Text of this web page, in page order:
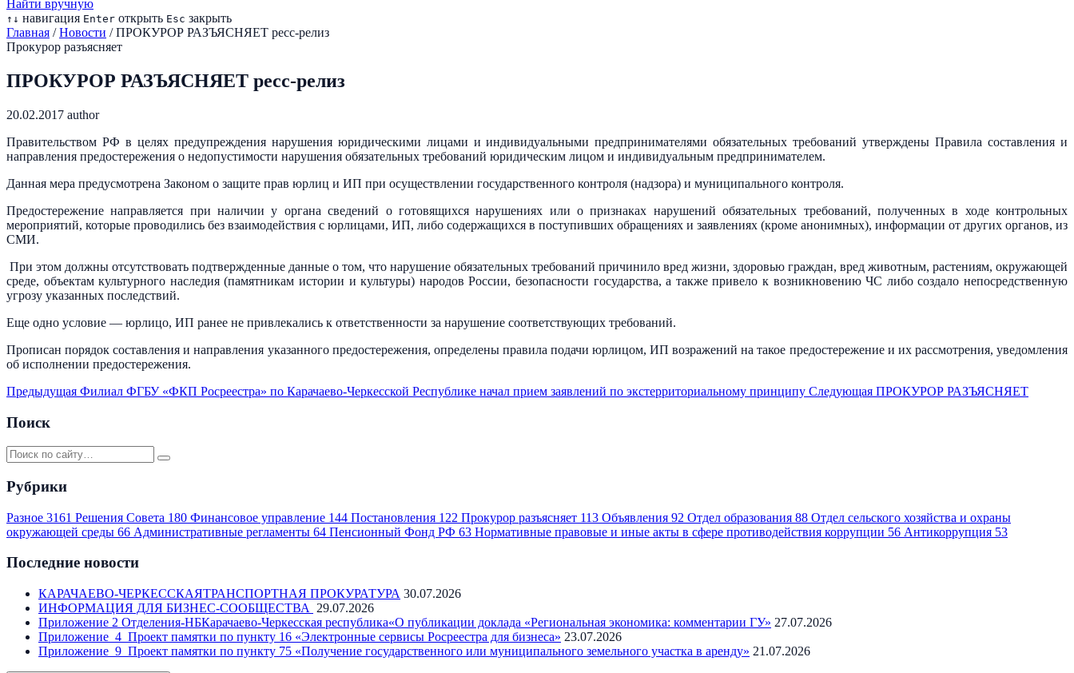
Найти вручную
↑ ↓ навигация Enter открыть Esc закрыть
Главная / Новости / ПРОКУРОР РАЗЪЯСНЯЕТ ресс-релиз
Прокурор разъясняет
ПРОКУРОР РАЗЪЯСНЯЕТ ресс-релиз
20.02.2017 author
Правительством РФ в целях предупреждения нарушения юридическими лицами и индивидуальными предпринимателями обязательных требований утверждены Правила составления и
направления предостережения о недопустимости нарушения обязательных требований юридическим лицом и индивидуальным предпринимателем.
Данная мера предусмотрена Законом о защите прав юрлиц и ИП при осуществлении государственного контроля (надзора) и муниципального контроля.
Предостережение направляется при наличии у органа сведений о готовящихся нарушениях или о признаках нарушений обязательных требований, полученных в ходе контрольных
мероприятий, которые проводились без взаимодействия с юрлицами, ИП, либо содержащихся в поступивших обращениях и заявлениях (кроме анонимных), информации от других органов, из
СМИ.
При этом должны отсутствовать подтвержденные данные о том, что нарушение обязательных требований причинило вред жизни, здоровью граждан, вред животным, растениям, окружающей
среде, объектам культурного наследия (памятникам истории и культуры) народов России, безопасности государства, а также привело к возникновению ЧС либо создало непосредственную
угрозу указанных последствий.
Еще одно условие — юрлицо, ИП ранее не привлекались к ответственности за нарушение соответствующих требований.
Прописан порядок составления и направления указанного предостережения, определены правила подачи юрлицом, ИП возражений на такое предостережение и их рассмотрения, уведомления
об исполнении предостережения.
Предыдущая Филиал ФГБУ «ФКП Росреестра» по Карачаево-Черкесской Республике начал прием заявлений по экстерриториальному принципу Следующая ПРОКУРОР РАЗЪЯСНЯЕТ
Поиск
Рубрики
Разное 3161 Решения Совета 180 Финансовое управление 144 Постановления 122 Прокурор разъясняет 113 Объявления 92 Отдел образования 88 Отдел сельского хозяйства и охраны
окружающей среды 66 Административные регламенты 64 Пенсионный Фонд РФ 63 Нормативные правовые и иные акты в сфере противодействия коррупции 56 Антикоррупция 53
Последние новости
КАРАЧАЕВО-ЧЕРКЕССКАЯТРАНСПОРТНАЯ ПРОКУРАТУРА 30.07.2026
ИНФОРМАЦИЯ ДЛЯ БИЗНЕС-СООБЩЕСТВА
29.07.2026
Приложение 2 Отделения-НБКарачаево-Черкесская республика«О публикации доклада «Региональная экономика: комментарии ГУ» 27.07.2026
Приложение_4_Проект памятки по пункту 16 «Электронные сервисы Росреестра для бизнеса» 23.07.2026
Приложение_9_Проект памятки по пункту 75 «Получение государственного или муниципального земельного участка в аренду» 21.07.2026